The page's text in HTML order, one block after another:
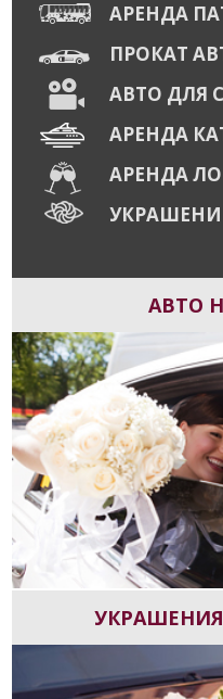
АРЕНДА
ПРОКАТ
АВТО ДЛЯ
АРЕНДА
АРЕНДА
АВТО